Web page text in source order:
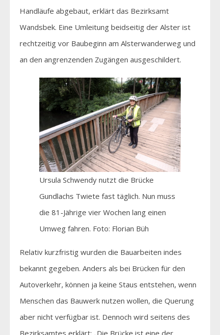
Handläufe abgebaut, erklärt das Bezirksamt
Wandsbek. Eine Umleitung beidseitig der Alster ist
rechtzeitig vor Baubeginn am Alsterwanderweg und
an den angrenzenden Zugängen ausgeschildert.
Ursula Schwendy nutzt die Brücke
Gundlachs Twiete fast täglich. Nun muss
die 81-Jährige vier Wochen lang einen
Umweg fahren. Foto: Florian Büh
Relativ kurzfristig wurden die Bauarbeiten indes
bekannt gegeben. Anders als bei Brücken für den
Autoverkehr, können ja keine Staus entstehen, wenn
Menschen das Bauwerk nutzen wollen, die Querung
aber nicht verfügbar ist. Dennoch wird seitens des
Bezirksamtes erklärt: „Die Brücke ist eine der